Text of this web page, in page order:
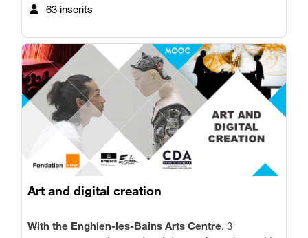
63 inscrits
Art and digital creation
With the Enghien-les-Bains Arts Centre. 3